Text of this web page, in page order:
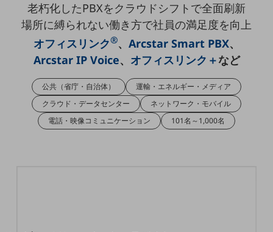
産業・地域DXプラットフォーマーとして
企業と地域が持続成長する社会を目指します
Smart City
Smart Education
Smart Healthcare
Smart Industry
Smart Worksite
生成AI(Generative AI)
地域の取り組み
地域社会を支える皆さまと地域課題の解決や
老朽化したPBXをクラウドシフトで全面刷新
場所に縛られない働き方で社員の満足度を向上
オフィスリンク®、 Arcstar Smart PBX、
Arcstar IP Voice、 オフィスリンク＋など
公共（省庁・自治体）
運輸・エネルギー・メディア
クラウド・データセンター
ネットワーク・モバイル
電話・映像コミュニケーション
101名～1,000名